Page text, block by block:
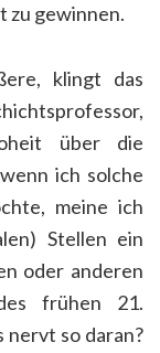
zu gewinnen.
klingt das
über die
ich solche
meine ich
Stellen ein
oder anderen
frühen 21.
nervt so daran?